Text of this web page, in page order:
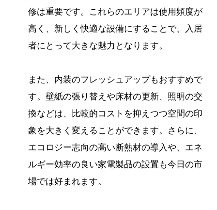
修は重要です。これらのエリアは使用頻度が
高く、新しく快適な設備にすることで、入居
者にとって大きな魅力となります。
また、内装のフレッシュアップもおすすめで
す。壁紙の張り替えや床材の更新、照明の交
換などは、比較的コストを抑えつつ空間の印
象を大きく変えることができます。さらに、
エコロジー志向の高い断熱材の導入や、エネ
ルギー効率の良い家電製品の設置も今日の市
場では好まれます。